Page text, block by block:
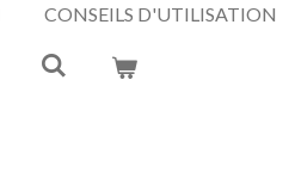
CONSEILS D'UTILISATION